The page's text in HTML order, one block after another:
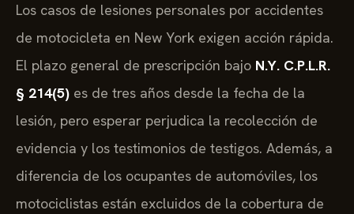
Los casos de lesiones personales por accidentes
de motocicleta en New York exigen acción rápida.
El plazo general de prescripción bajo N.Y. C.P.L.R.
§ 214(5) es de tres años desde la fecha de la
lesión, pero esperar perjudica la recolección de
evidencia y los testimonios de testigos. Además, a
diferencia de los ocupantes de automóviles, los
motociclistas están excluidos de la cobertura de